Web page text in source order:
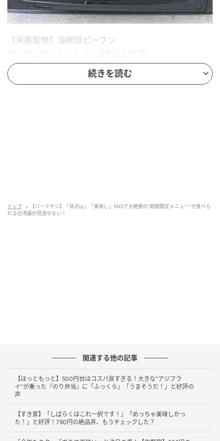
【米香監修】海鮮焼ビーフン
ビーフンが隠れてしまうほど、たっぷりの具材が盛ら
くさん。海鮮や野菜は大きめにカットされており、見
た目以上に食べ応えがあります。
粗めに仕上げられた卵は調味料をしっかりと吸い込
み、コクのある味わいに。野菜はシャキッとした食感
が残り、特にキャベツの甘みがふわっと広がります。
続きを読む
トップ
【バーミヤン】「具沢山」「美味し」SNSで大絶賛の“期間限定メニュー”が食べら
れる台湾展が見逃せない！
関連する他の記事
【ほっともっと】500円台はコスパ良すぎる！大きな“アジフラ
イ”が乗った『のり弁当』に「ふっくら」「うまそうだ！」と好評の
声
【すき家】「しばらくはこれ一択です！」「めっちゃ美味しかっ
た！」と好評！790円の絶品丼、もうチェックした？